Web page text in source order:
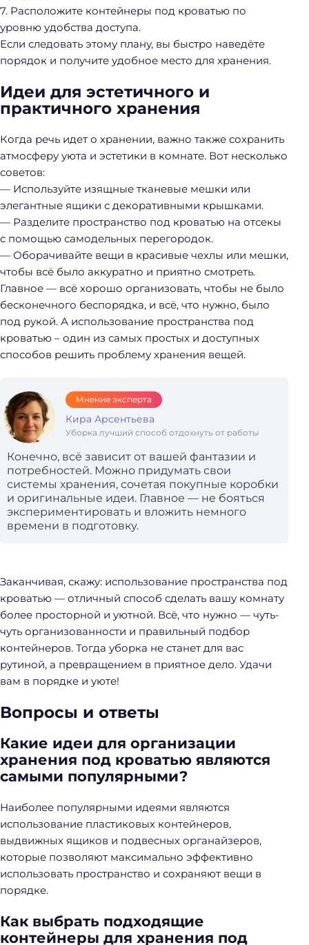
7. Расположите контейнеры под кроватью по
уровню удобства доступа.
Если следовать этому плану, вы быстро наведёте
порядок и получите удобное место для хранения.
Идеи для эстетичного и
практичного хранения
Когда речь идет о хранении, важно также сохранить
атмосферу уюта и эстетики в комнате. Вот несколько
советов:
— Используйте изящные тканевые мешки или
элегантные ящики с декоративными крышками.
— Разделите пространство под кроватью на отсекы
с помощью самодельных перегородок.
— Оборачивайте вещи в красивые чехлы или мешки,
чтобы всё было аккуратно и приятно смотреть.
Главное — всё хорошо организовать, чтобы не было
бесконечного беспорядка, и всё, что нужно, было
под рукой. А использование пространства под
кроватью – один из самых простых и доступных
способов решить проблему хранения вещей.
Мнение эксперта
Кира Арсентьева
Уборка лучший способ отдохнуть от работы
Конечно, всё зависит от вашей фантазии и
потребностей. Можно придумать свои
системы хранения, сочетая покупные коробки
и оригинальные идеи. Главное — не бояться
экспериментировать и вложить немного
времени в подготовку.
Заканчивая, скажу: использование пространства под
кроватью — отличный способ сделать вашу комнату
более просторной и уютной. Всё, что нужно — чуть-
чуть организованности и правильный подбор
контейнеров. Тогда уборка не станет для вас
рутиной, а превращением в приятное дело. Удачи
вам в порядке и уюте!
Вопросы и ответы
Какие идеи для организации
хранения под кроватью являются
самыми популярными?
Наиболее популярными идеями являются
использование пластиковых контейнеров,
выдвижных ящиков и подвесных органайзеров,
которые позволяют максимально эффективно
использовать пространство и сохраняют вещи в
порядке.
Как выбрать подходящие
контейнеры для хранения под